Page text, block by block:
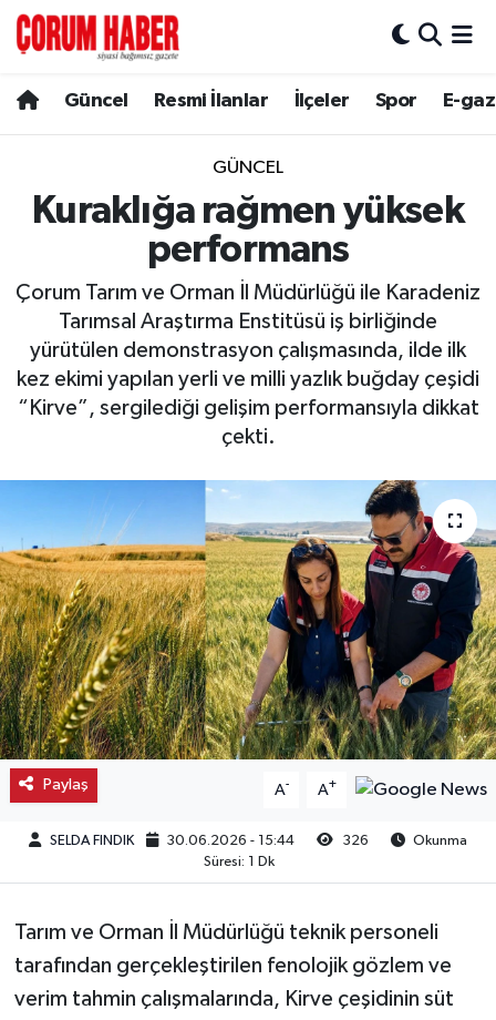
Güncel Resmi İlanlar İlçeler Spor E-
GÜNCEL
Kuraklığa rağmen yüksek
performans
Çorum Tarım ve Orman İl Müdürlüğü ile Karadeniz
Tarımsal Araştırma Enstitüsü iş birliğinde
yürütülen demonstrasyon çalışmasında, ilde ilk
kez ekimi yapılan yerli ve milli yazlık buğday çeşidi
“Kirve”, sergilediği gelişim performansıyla dikkat
çekti.
Paylaş A- A+
SELDA FINDIK 30.06.2026 - 15:44 326
Okunma
Süresi: 1 Dk
Tarım ve Orman İl Müdürlüğü teknik personeli
tarafından gerçekleştirilen fenolojik gözlem ve
verim tahmin çalışmalarında, Kirve çeşidinin süt
Spor
Resmi İlanlar
Bayat
Boğazkale
Dodurga
İskilip
Kargı
Laçin
Mecitözü
Oğuzlar
Ortaköy
Uğurludağ
Sağlık
Hava Durumu
Çorum Namaz Vakitleri
Trafik Durumu
Süper Lig Puan Durumu ve Fikstür
Tüm Manşetler
Son Dakika Haberleri
Haber Arşivi